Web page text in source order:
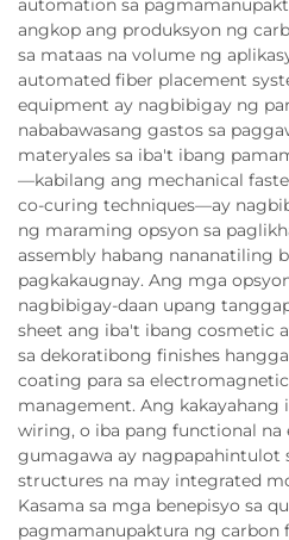
automation sa
angkop ang produksyon ng
sa mataas na volume ng
automated fiber placement
equipment ay nagbibigay ng
nababawasang gastos sa
materyales sa iba't ibang
—kabilang ang mechanical
co-curing techniques—ay
ng maraming opsyon sa
assembly habang nananatiling
pagkakaugnay. Ang mga
nagbibigay-daan upang
sheet ang iba't ibang cosmetic
sa dekoratibong finishes
coating para sa
management. Ang kakayahang
wiring, o iba pang functional na
gumagawa ay nagpapahintulot
structures na may integrated
Kasama sa mga benepisyo sa
pagmamanupaktura ng carbon